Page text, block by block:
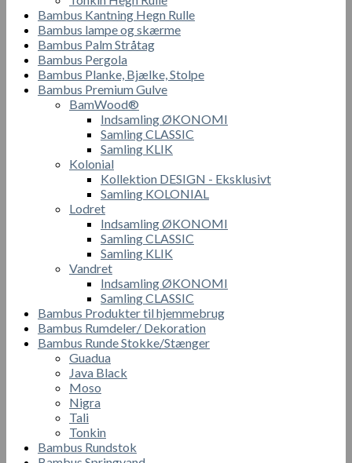
Bambus Kantning Hegn Rulle
Bambus lampe og skærme
Bambus Palm Stråtag
Bambus Pergola
Bambus Planke, Bjælke, Stolpe
Bambus Premium Gulve
BamWood®
Indsamling ØKONOMI
Samling CLASSIC
Samling KLIK
Kolonial
Kollektion DESIGN - Eksklusivt
Samling KOLONIAL
Lodret
Indsamling ØKONOMI
Samling CLASSIC
Samling KLIK
Vandret
Indsamling ØKONOMI
Samling CLASSIC
Bambus Produkter til hjemmebrug
Bambus Rumdeler/ Dekoration
Bambus Runde Stokke/Stænger
Guadua
Java Black
Moso
Nigra
Tali
Tonkin
Bambus Rundstok